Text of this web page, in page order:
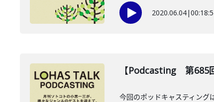
2020.06.04|
【Podcasting 第685
今回のポッドキャスティン